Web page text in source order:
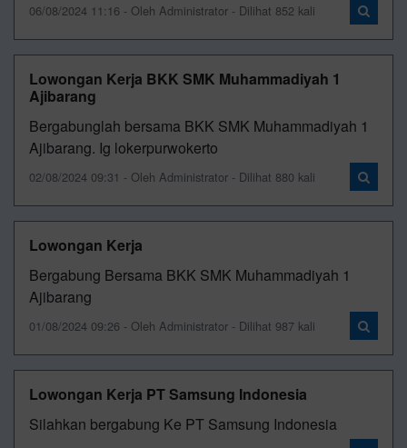
06/08/2024 11:16 - Oleh Administrator - Dilihat 852 kali
Lowongan Kerja BKK SMK Muhammadiyah 1
Ajibarang
Bergabunglah bersama BKK SMK Muhammadiyah 1
Ajibarang. Ig lokerpurwokerto
02/08/2024 09:31 - Oleh Administrator - Dilihat 880 kali
Lowongan Kerja
Bergabung Bersama BKK SMK Muhammadiyah 1
Ajibarang
01/08/2024 09:26 - Oleh Administrator - Dilihat 987 kali
Lowongan Kerja PT Samsung Indonesia
Silahkan bergabung Ke PT Samsung Indonesia